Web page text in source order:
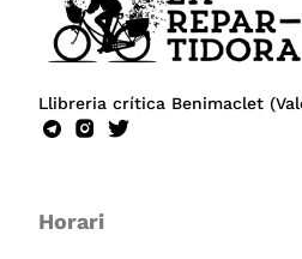
Llibreria crítica Benimaclet
Horari